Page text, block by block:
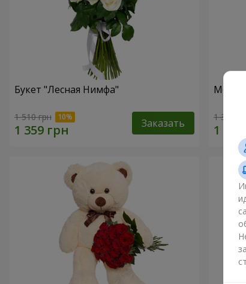
Букет "Лесная Нимфа"
1 510 грн Заказать 1 374 грн